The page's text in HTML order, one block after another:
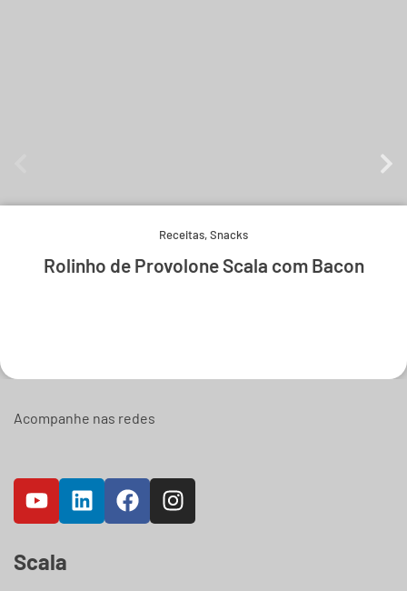
Receitas,Snacks
Rolinho de Provolone Scala com Bacon
Acompanhe nas redes
Scala